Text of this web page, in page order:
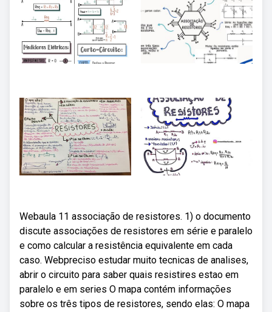
Webaula 11 associação de resistores. 1) o documento
discute associações de resistores em série e paralelo
e como calcular a resistência equivalente em cada
caso. Webpreciso estudar muito tecnicas de analises,
abrir o circuito para saber quais resistires estao em
paralelo e em series O mapa contém informações
sobre os três tipos de resistores, sendo elas: O mapa